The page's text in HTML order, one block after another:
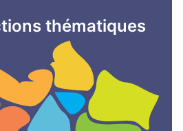
thématiques